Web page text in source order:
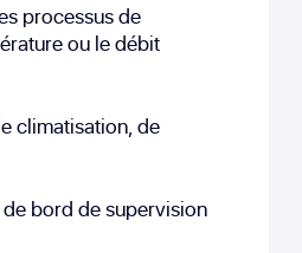
processus de
ou le débit
climatisation, de
bord de supervision